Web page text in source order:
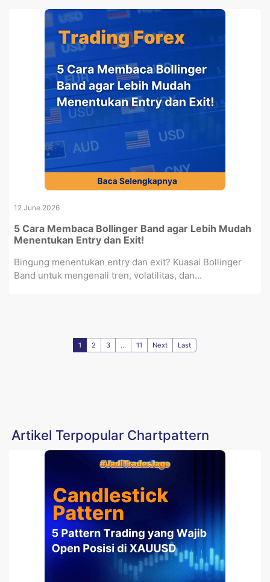
12 June 2026
5 Cara Membaca Bollinger Band agar Lebih Mudah
Menentukan Entry dan Exit!
Bingung menentukan entry dan exit? Kuasai Bollinger
Band untuk mengenali tren, volatilitas, dan...
1 2 3 ... 11 Next Last
Artikel Terpopular Chartpattern